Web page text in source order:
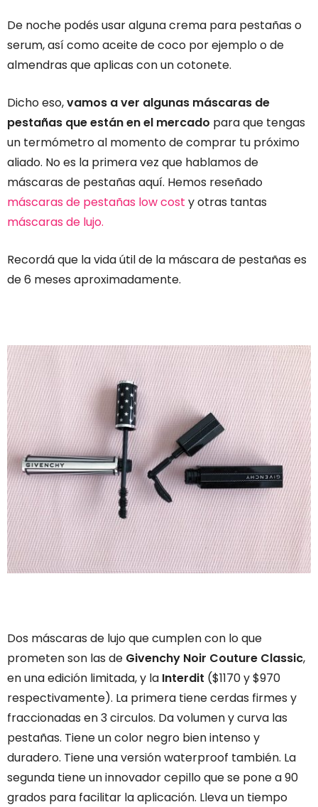
De noche podés usar alguna crema para pestañas o
serum, así como aceite de coco por ejemplo o de
almendras que aplicas con un cotonete.
Dicho eso,vamos a ver algunas máscaras de
pestañas que están en el mercado para que tengas
un termómetro al momento de comprar tu próximo
aliado. No es la primera vez que hablamos de
máscaras de pestañas aquí. Hemos reseñado
máscaras de pestañas low cost y otras tantas
máscaras de lujo.
Recordá que la vida útil de la máscara de pestañas es
de 6 meses aproximadamente.
Dos máscaras de lujo que cumplen con lo que
prometen son las de Givenchy Noir Couture Classic,
en una edición limitada, y la Interdit ($1170 y $970
respectivamente). La primera tiene cerdas firmes y
fraccionadas en 3 circulos. Da volumen y curva las
pestañas. Tiene un color negro bien intenso y
duradero. Tiene una versión waterproof también. La
segunda tiene un innovador cepillo que se pone a 90
grados para facilitar la aplicación. Lleva un tiempo